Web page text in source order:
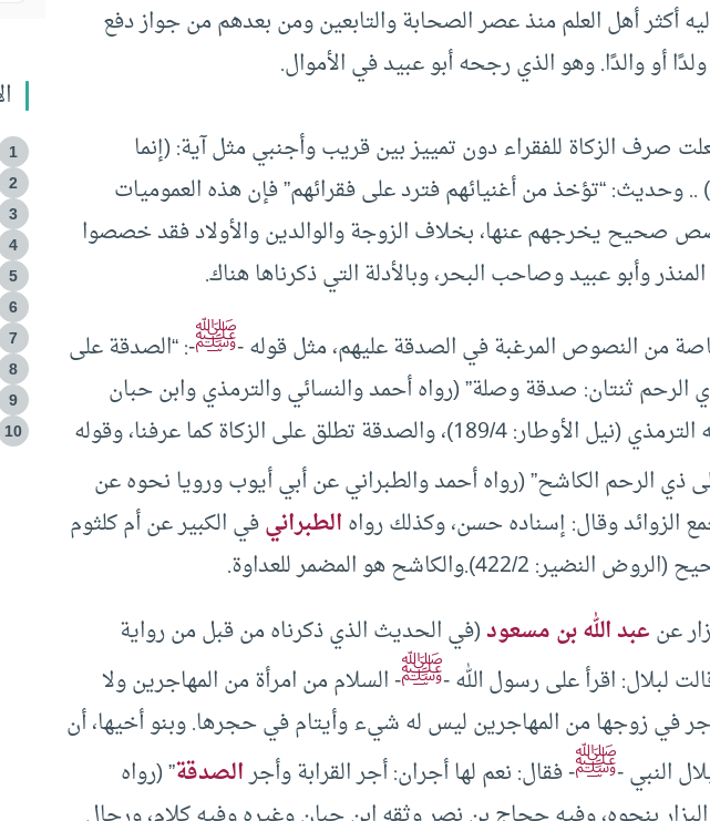
أكثر أهل العلم منذ عصر الصحابة والتابعين ومن بعدهم من جواز دفع
أو والدًا. وهو الذي رجحه أبو عبيد في الأموال.
صرف الزكاة للفقراء دون تمييز بين قريب وأجنبي مثل آية: (إنما
.. وحديث: “تؤخذ من أغنيائهم فترد على فقرائهم” فإن هذه العموميات
صحيح يخرجهم عنها، بخلاف الزوجة والوالدين والأولاد فقد خصصوا
وأبو عبيد وصاحب البحر، وبالأدلة التي ذكرناها هناك.
من النصوص المرغبة في الصدقة عليهم، مثل قوله -ﷺ-: “الصدقة على
ثنتان: صدقة وصلة” (رواه أحمد والنسائي والترمذي وابن حبان
والحاكم والدارقطني، وحسنه الترمذي (نيل الأوطار: 189/4)، والصدقة تطلق على الزكاة كما عرفنا، وقوله
ذي الرحم الكاشح” (رواه أحمد والطبراني عن أبي أيوب ورويا نحوه عن
الزوائد وقال: إسناده حسن، وكذلك رواهالطبرانيفي الكبير عن أم كلثوم
2).والكاشح هو المضمر للعداوة.
عنعبد الله بن مسعود(في الحديث الذي ذكرناه من قبل من رواية
لبلال: اقرأ على رسول الله -ﷺ- السلام من امرأة من المهاجرين ولا
في زوجها من المهاجرين ليس له شيء وأيتام في حجرها. وبنو أخيها، أن
النبي -ﷺ- فقال: نعم لها أجران: أجر القرابة وأجرالصدقة” (رواه
1
2
3
4
5
6
7
8
9
10